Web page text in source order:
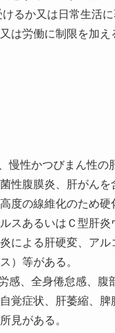
るか又は日常生活
は労働に制限を加
慢性かつびまん性
性腹膜炎、肝がんを
度の線維化のため硬
スあるいはＣ型肝
による肝硬変、ア
）等がある。
感、全身倦怠感、
覚症状、肝萎縮、
見がある。